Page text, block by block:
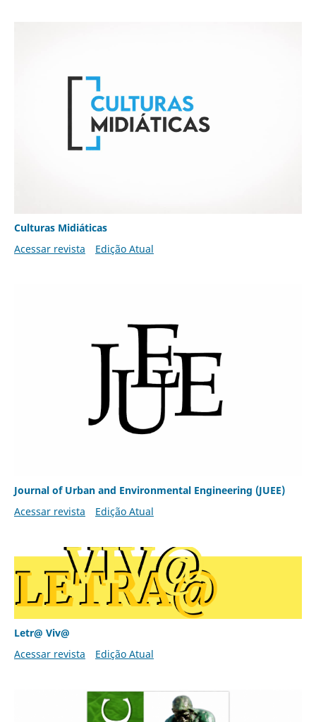
Culturas Midiáticas
Acessar revista
Edição Atual
Journal of Urban and Environmental Engineering (JUEE)
Acessar revista
Edição Atual
Letr@ Viv@
Acessar revista
Edição Atual